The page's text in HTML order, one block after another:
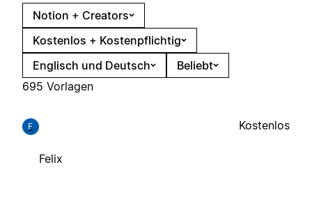
Notion + Creators
Kostenlos + Kostenpflichtig
Englisch und Deutsch
Beliebt
695 Vorlagen
F
Felix
Kostenlos